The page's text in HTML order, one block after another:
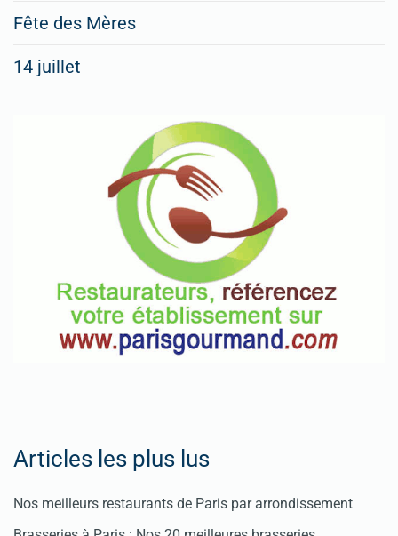
Fête des Mères
14 juillet
Articles les plus lus
Nos meilleurs restaurants de Paris par arrondissement